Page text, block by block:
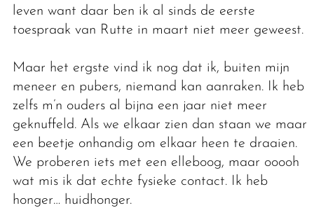
leven want daar ben ik al sinds de eerste
toespraak van Rutte in maart niet meer geweest.
Maar het ergste vind ik nog dat ik, buiten mijn
meneer en pubers, niemand kan aanraken. Ik heb
zelfs m’n ouders al bijna een jaar niet meer
geknuffeld. Als we elkaar zien dan staan we maar
een beetje onhandig om elkaar heen te draaien.
We proberen iets met een elleboog, maar ooooh
wat mis ik dat echte fysieke contact. Ik heb
honger… huidhonger.